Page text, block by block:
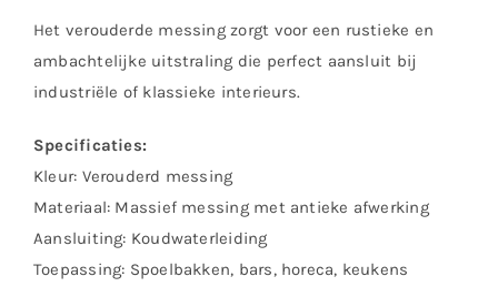
Het verouderde messing zorgt voor een rustieke en
ambachtelijke uitstraling die perfect aansluit bij
industriële of klassieke interieurs.
Specificaties:
Kleur: Verouderd messing
Materiaal: Massief messing met antieke afwerking
Aansluiting: Koudwaterleiding
Toepassing: Spoelbakken, bars, horeca, keukens